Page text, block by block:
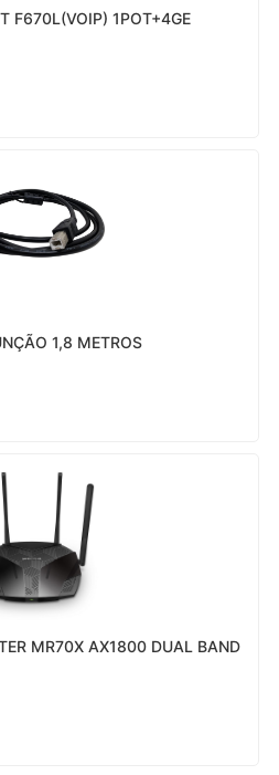
F670L(VOIP) 1POT+4GE
1,8 METROS
MR70X AX1800 DUAL BAND